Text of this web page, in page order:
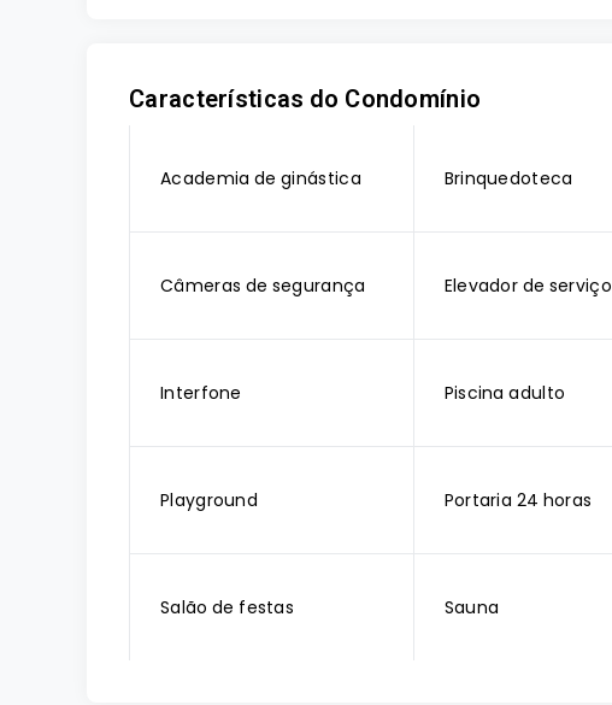
Características do Condomínio
Academia de ginástica Brinquedoteca
Câmeras de segurança Elevador de serviço
Interfone Piscina adulto
Playground Portaria 24 horas
Salão de festas Sauna